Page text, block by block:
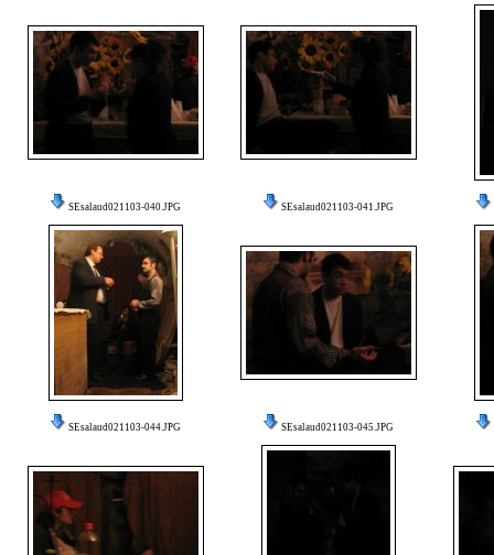
SEsalaud021103-040.JPG SEsalaud021103-041.JPG
SEsalaud021103-044.JPG SEsalaud021103-045.JPG